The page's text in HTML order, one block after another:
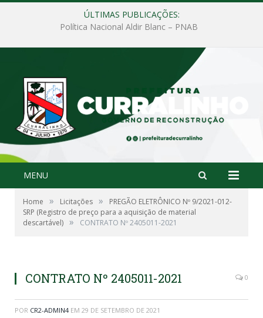
ÚLTIMAS PUBLICAÇÕES:
Política Nacional Aldir Blanc – PNAB
MENU
Home » Licitações »
PREGÃO ELETRÔNICO Nº 9/2021-012-
SRP (Registro de preço para a aquisição de material
descartável) » CONTRATO Nº 2405011-2021
CONTRATO Nº 2405011-2021 0
POR CR2-ADMIN4 EM 29 DE SETEMBRO DE 2021